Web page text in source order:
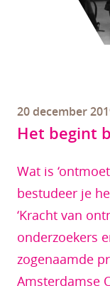
20 december
Het begint
Wat is
bestudeer je
‘Kracht van
onderzoekers
zogenaamde
Amsterdamse